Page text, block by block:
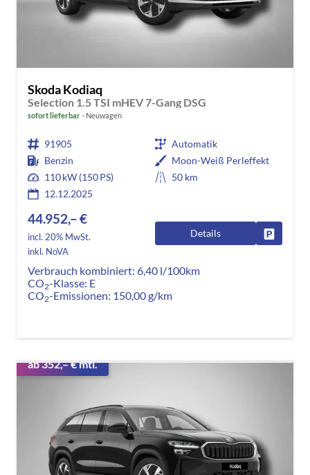
Skoda Kodiaq
Selection 1.5 TSI mHEV 7-Gang DSG
sofort lieferbar Neuwagen
91905
Automatik
Benzin
Moon-Weiß Perleffekt
110 kW (150 PS)
50 km
12.12.2025
44.952,– €
incl. 20% MwSt.
inkl. NoVA
Details
Verbrauch kombiniert: 6,40 l/100km
CO2-Klasse: E
CO2-Emissionen: 150,00 g/km
ab 352,– € mtl.